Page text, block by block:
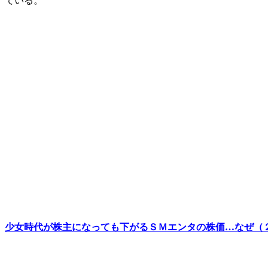
少女時代が株主になっても下がるＳＭエンタの株価…なぜ（